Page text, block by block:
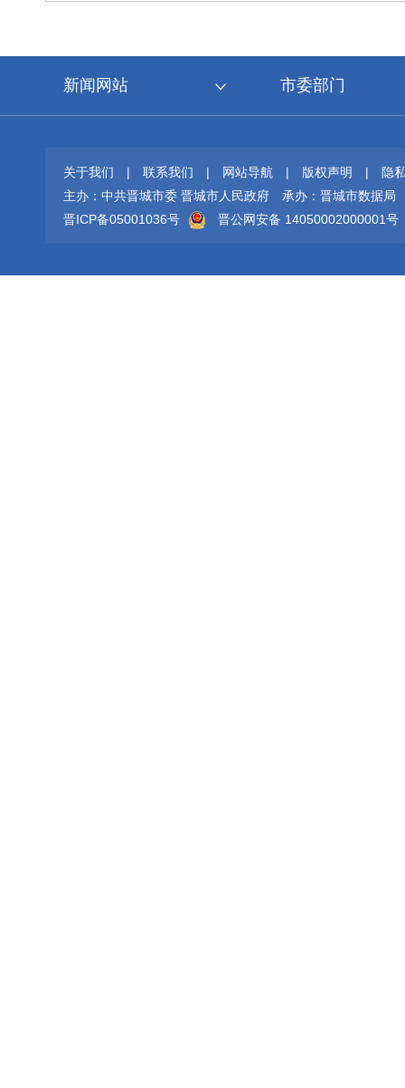
新闻网站 市委部门
关于我们 | 联系我们 | 网站导航 | 版权声明 |
隐
主办：中共晋城市委 晋城市人民政府
承办：晋城市数据局
晋ICP备05001036号
晋公网安备 14050002000001号